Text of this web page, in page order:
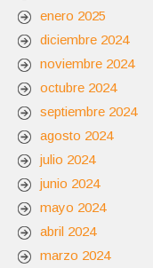
enero 2025
diciembre 2024
noviembre 2024
octubre 2024
septiembre 2024
agosto 2024
julio 2024
junio 2024
mayo 2024
abril 2024
marzo 2024